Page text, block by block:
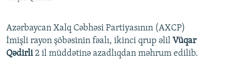
Azərbaycan Xalq Cəbhəsi Partiyasının (AXCP)
İmişli rayon şöbəsinin fəalı, ikinci qrup əlil Vüqar
Qədirli2 il müddətinə azadlıqdan məhrum edilib.